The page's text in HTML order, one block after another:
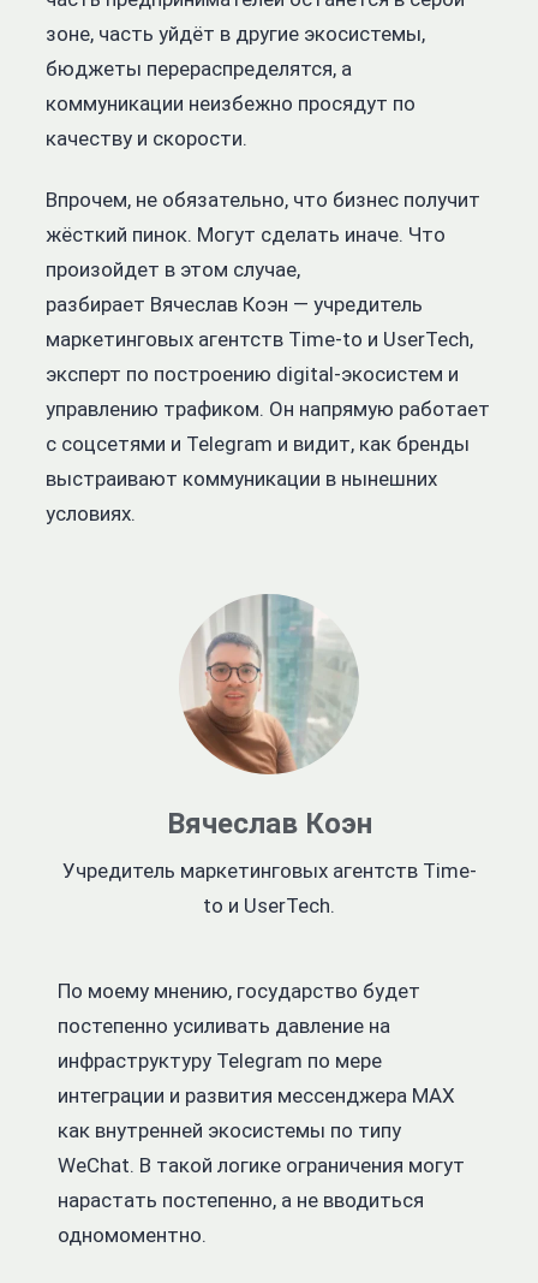
зоне, часть уйдёт в другие экосистемы,
бюджеты перераспределятся, а
коммуникации неизбежно просядут по
качеству и скорости.
Впрочем, не обязательно, что бизнес получит
жёсткий пинок. Могут сделать иначе. Что
произойдет в этом случае,
разбирает Вячеслав Коэн — учредитель
маркетинговых агентств Time-to и UserTech,
эксперт по построению digital-экосистем и
управлению трафиком. Он напрямую работает
с соцсетями и Telegram и видит, как бренды
выстраивают коммуникации в нынешних
условиях.
Вячеслав Коэн
Учредитель маркетинговых агентств Time-
to и UserTech.
По моему мнению, государство будет
постепенно усиливать давление на
инфраструктуру Telegram по мере
интеграции и развития мессенджера MAX
как внутренней экосистемы по типу
WeChat. В такой логике ограничения могут
нарастать постепенно, а не вводиться
одномоментно.